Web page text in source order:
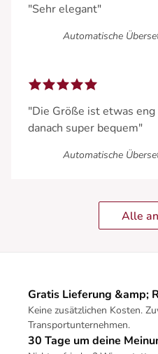
"Sehr elegant"
Automatische
"Die Größe ist etwas
danach super bequem"
Automatische
Alle
Gratis Lieferung &amp;
Keine zusätzlichen Kosten.
Transportunternehmen.
30 Tage um deine